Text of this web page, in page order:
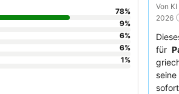
Von
2026
für
78%
9%
6%
6%
1%